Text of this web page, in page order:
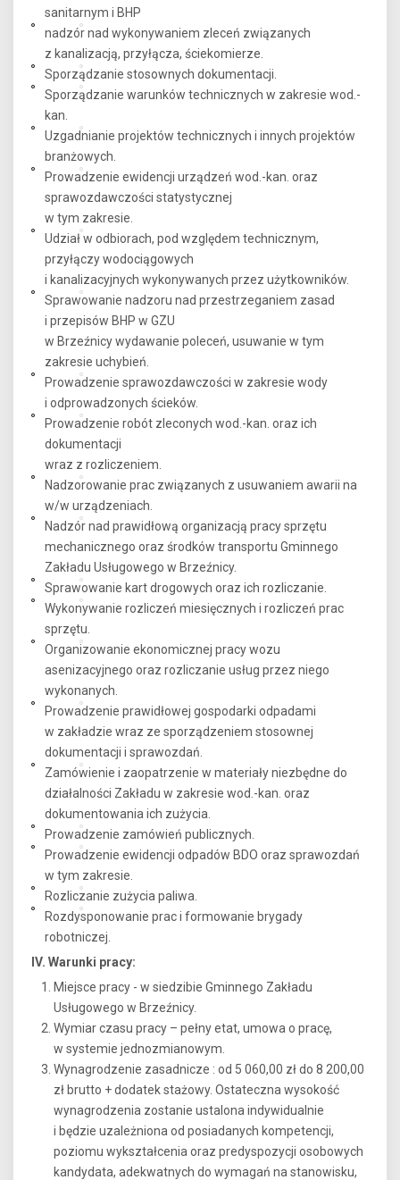
sanitarnym i BHP
nadzór nad wykonywaniem zleceń związanych
z kanalizacją, przyłącza, ściekomierze.
Sporządzanie stosownych dokumentacji.
Sporządzanie warunków technicznych w zakresie wod.-
kan.
Uzgadnianie projektów technicznych i innych projektów
branżowych.
Prowadzenie ewidencji urządzeń wod.-kan. oraz
sprawozdawczości statystycznej
w tym zakresie.
Udział w odbiorach, pod względem technicznym,
przyłączy wodociągowych
i kanalizacyjnych wykonywanych przez użytkowników.
Sprawowanie nadzoru nad przestrzeganiem zasad
i przepisów BHP w GZU
w Brzeźnicy wydawanie poleceń, usuwanie w tym
zakresie uchybień.
Prowadzenie sprawozdawczości w zakresie wody
i odprowadzonych ścieków.
Prowadzenie robót zleconych wod.-kan. oraz ich
dokumentacji
wraz z rozliczeniem.
Nadzorowanie prac związanych z usuwaniem awarii na
w/w urządzeniach.
Nadzór nad prawidłową organizacją pracy sprzętu
mechanicznego oraz środków transportu Gminnego
Zakładu Usługowego w Brzeźnicy.
Sprawowanie kart drogowych oraz ich rozliczanie.
Wykonywanie rozliczeń miesięcznych i rozliczeń prac
sprzętu.
Organizowanie ekonomicznej pracy wozu
asenizacyjnego oraz rozliczanie usług przez niego
wykonanych.
Prowadzenie prawidłowej gospodarki odpadami
w zakładzie wraz ze sporządzeniem stosownej
dokumentacji i sprawozdań.
Zamówienie i zaopatrzenie w materiały niezbędne do
działalności Zakładu w zakresie wod.-kan. oraz
dokumentowania ich zużycia.
Prowadzenie zamówień publicznych.
Prowadzenie ewidencji odpadów BDO oraz sprawozdań
w tym zakresie.
Rozliczanie zużycia paliwa.
Rozdysponowanie prac i formowanie brygady
robotniczej.
IV. Warunki pracy:
Miejsce pracy - w siedzibie Gminnego Zakładu
Usługowego w Brzeźnicy.
Wymiar czasu pracy – pełny etat, umowa o pracę,
w systemie jednozmianowym.
Wynagrodzenie zasadnicze : od 5 060,00 zł do 8 200,00
zł brutto + dodatek stażowy. Ostateczna wysokość
wynagrodzenia zostanie ustalona indywidualnie
i będzie uzależniona od posiadanych kompetencji,
poziomu wykształcenia oraz predyspozycji osobowych
kandydata, adekwatnych do wymagań na stanowisku,